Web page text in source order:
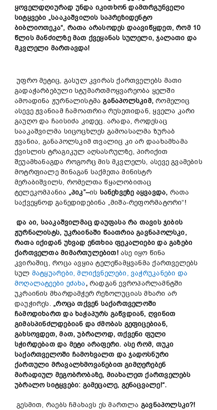
ყოველდღიურად უნდა იკითხონ დამთრგუნველი
სიტყვები „სააკაშვილის საპრეზიდენტო
ბიბლიოთეკა“, რათა არასოდეს დაავიწყდეთ, რომ 10
წლის მანძილზე მათ ქვეყანას სულელი, ჯალათი და
მკვლელი მართავდა!
უფრო მეტიც, გასულ კვირას ქართველებს მათი
გადაჭარბებული სტუმართმოყვარეობა ყელში
ამოადინა ჟურნალისტმაგანაპოლსკიმ,რომელიც
ასევე ჟვანიამ ჩამოათრია რუსეთიდან, ყველა კარი
გაუღო და ჩაისიძა კიდეც. არადა, როდესაც
სააკაშვილმა სიცოცხლეს გამოასალმა ზურაბ
ჟვანია, განაპოლსკიმ თვალიც კი არ დაახამხამა
ქვისლის ტრაგიკულ აღსასრულზე, პირიქით
შეუამხანაგდა როგორც მის მკვლელს, ასევე გვამების
მოტრფიალე შინაგან საქმეთა მინისტრ
მერაბიშვილს, რომელთა წყალობითაც
ტელეკომპანია „პიკ”–ის სანეხვეზე აყვავდა, რათა
საქვეყნოდ განედიდებინა „მიშა-რეფორმატორი“!
და აი, სააკაშვილმაც დაუფასა რა თავის ჯიბის
ჟურნალისტს, უკრაინაში წაათრია გავნაპოლსკი,
რათა იქიდან უხვად ენთხია ფეკალიები და გაზები
ქართველთა მიმართულებით!ასე იყო წინა
კვირაშიც, როცა ავყია ტელეწამყვანმა ქართველებს
სულ მატყუარები, მლიქვნელები, ვაჭრუკანები და
მოღალატეები ეძახა,რადგან ევროპარლამნტში
უკრაინის მხარდამჭერ რეზოლუციას მხარი არ
დაუჭირეს.„როცა თქვენ საქართველოში
ჩამოდიხართ და ხაჭაპურს გაწვდიან, ღვინით
გიმასპინძლდებიან და ძმობას გეფიცებიან,
გახსოვდეთ, მათ, უბრალოდ, თქვენი ფული
სჭირდებათ და მეტი არაფერი. ასე რომ, თუკი
საქართველოში ჩამოხვალთ და ჯადოსნური
ქართული მრავალხმოვანებით გიმღერებენ
მარადიულ მეგობრობაზე, მიახალეთ ქართველებს
უბრალო სიტყვები: გამეცალე, გენაცვალე!“.
გესმით, რაებს ჩმახავს ეს მართლა გავნაპოლსკი?!